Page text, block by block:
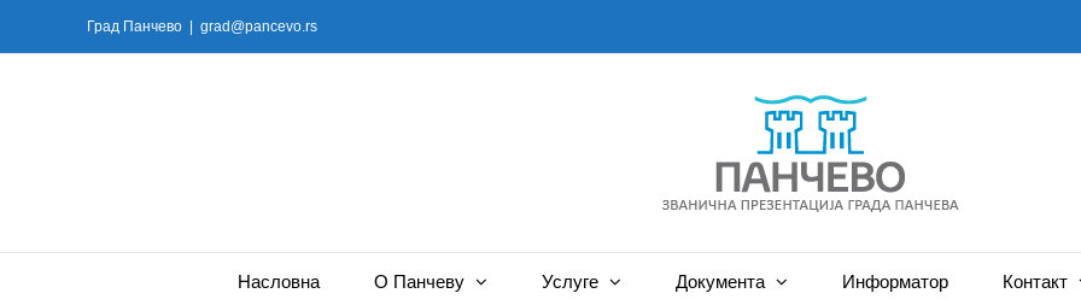
Град Панчево grad@pancevo.rs
Насловна О Панчеву Услуге Документа Информатор Контакт